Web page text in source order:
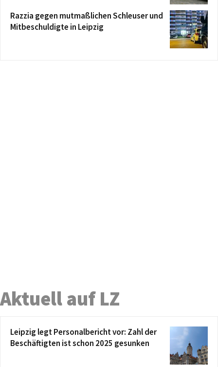
Razzia gegen mutmaßlichen Schleuser und
Mitbeschuldigte in Leipzig
Aktuell auf LZ
Leipzig legt Personalbericht vor: Zahl der
Beschäftigten ist schon 2025 gesunken